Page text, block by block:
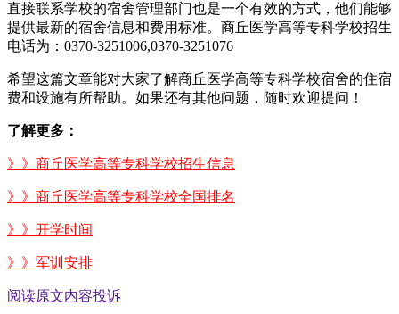
直接联系学校的宿舍管理部门也是一个有效的方式，他们能够
提供最新的宿舍信息和费用标准。商丘医学高等专科学校招生
电话为：0370-3251006,0370-3251076
希望这篇文章能对大家了解商丘医学高等专科学校宿舍的住宿
费和设施有所帮助。如果还有其他问题，随时欢迎提问！
了解更多：
》》商丘医学高等专科学校招生信息
》》商丘医学高等专科学校全国排名
》》开学时间
》》军训安排
阅读原文内容投诉